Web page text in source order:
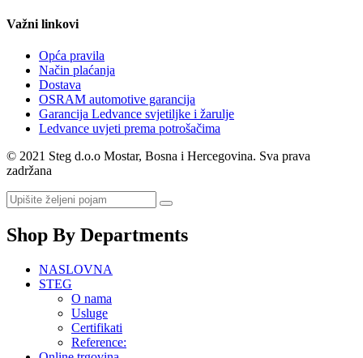
Važni linkovi
Opća pravila
Način plaćanja
Dostava
OSRAM automotive garancija
Garancija Ledvance svjetiljke i žarulje
Ledvance uvjeti prema potrošačima
© 2021 Steg d.o.o Mostar, Bosna i Hercegovina. Sva prava
zadržana
Shop By Departments
NASLOVNA
STEG
O nama
Usluge
Certifikati
Reference: